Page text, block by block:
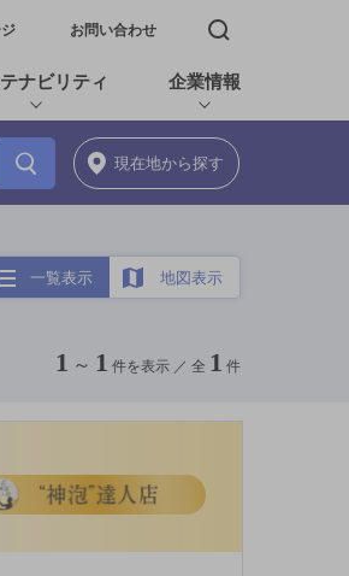
開く お問い合わせ 検索窓を開く
ナビリティ 企業情報
現在地から探す
一覧表示 地図表示
1 ～ 1 件を表示 ／ 全 1 件